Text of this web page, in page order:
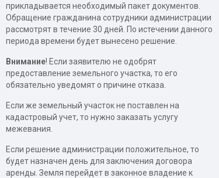
прикладывается необходимый пакет документов.
Обращение гражданина сотрудники администрации
рассмотрят в течение 30 дней. По истечении данного
периода времени будет вынесено решение.
Внимание! Если заявителю не одобрят
предоставление земельного участка, то его
обязательно уведомят о причине отказа.
Если же земельный участок не поставлен на
кадастровый учет, то нужно заказать услугу
межевания.
Если решение администрации положительное, то
будет назначен день для заключения договора
аренды. Земля перейдет в законное владение к